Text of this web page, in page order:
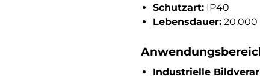
Schutzart:IP40
Lebensdauer:20.000
Industrielle